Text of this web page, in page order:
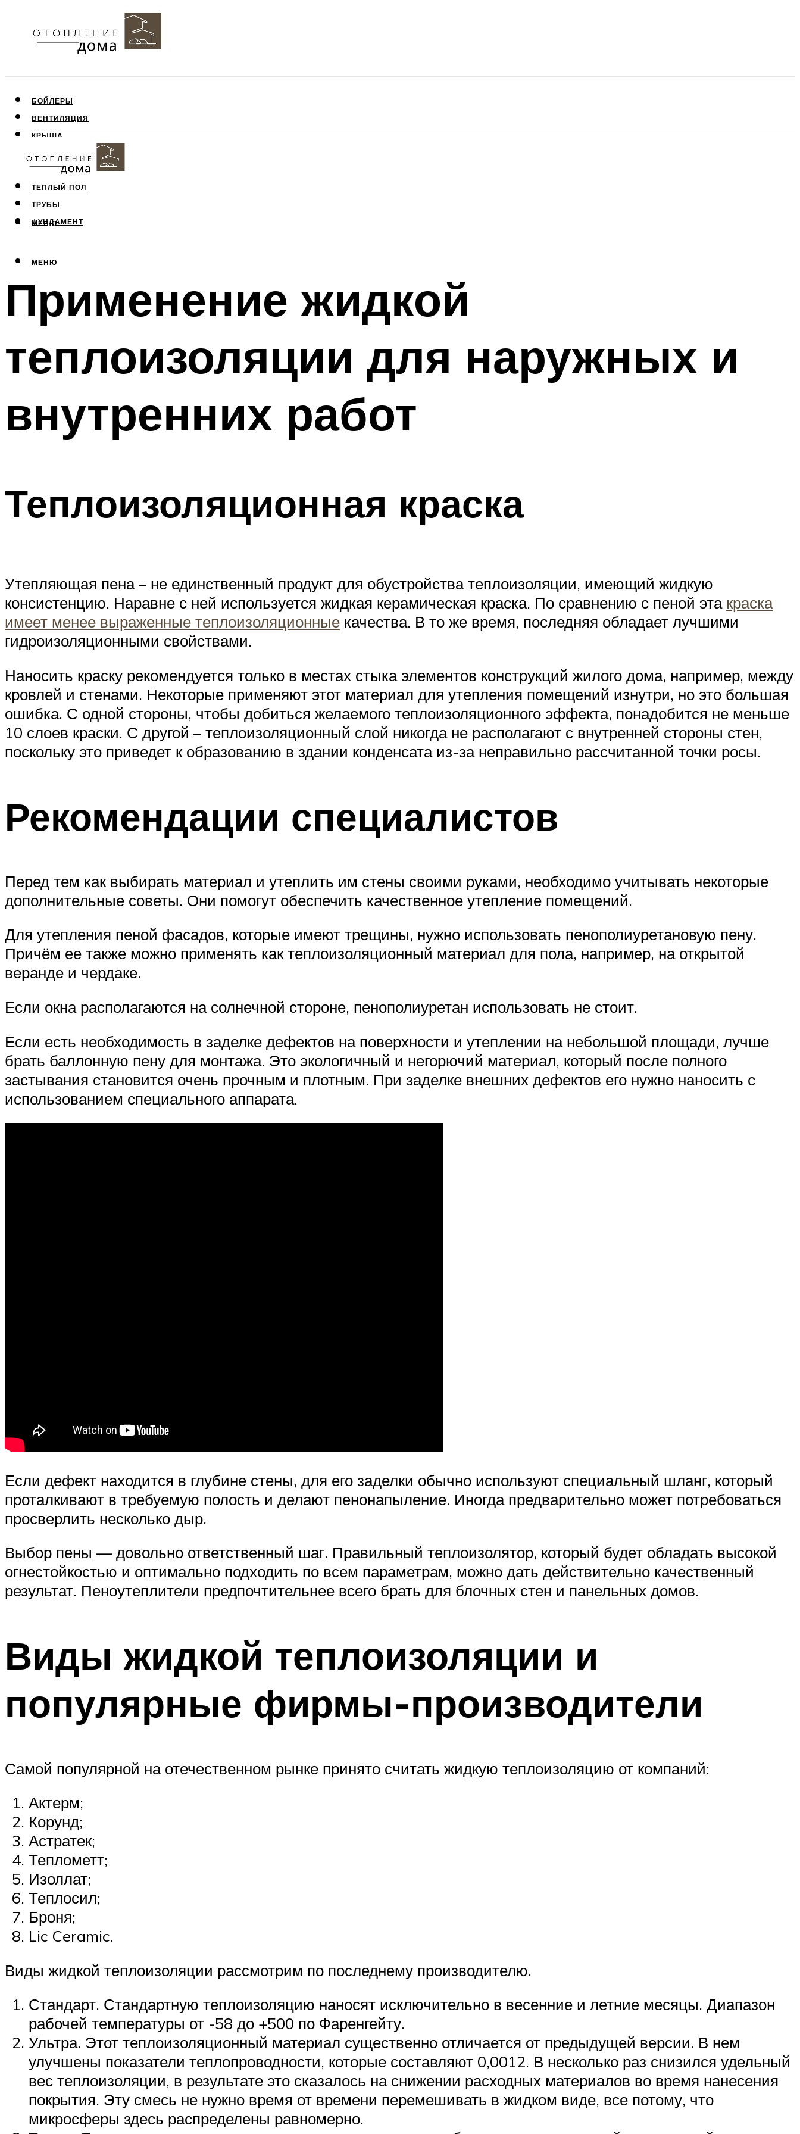
БОЙЛЕРЫ
ВЕНТИЛЯЦИЯ
КРЫША
СТЕНЫ
ТЕПЛЫЙ ПОЛ
ТРУБЫ
ФУНДАМЕНТ
МЕНЮ
МЕНЮ
Применение жидкой
теплоизоляции для наружных и
внутренних работ
Теплоизоляционная краска
Утепляющая пена – не единственный продукт для обустройства теплоизоляции, имеющий жидкую
консистенцию. Наравне с ней используется жидкая керамическая краска. По сравнению с пеной эта краска
имеет менее выраженные теплоизоляционные качества. В то же время, последняя обладает лучшими
гидроизоляционными свойствами.
Наносить краску рекомендуется только в местах стыка элементов конструкций жилого дома, например, между
кровлей и стенами. Некоторые применяют этот материал для утепления помещений изнутри, но это большая
ошибка. С одной стороны, чтобы добиться желаемого теплоизоляционного эффекта, понадобится не меньше
10 слоев краски. С другой – теплоизоляционный слой никогда не располагают с внутренней стороны стен,
поскольку это приведет к образованию в здании конденсата из-за неправильно рассчитанной точки росы.
Рекомендации специалистов
Перед тем как выбирать материал и утеплить им стены своими руками, необходимо учитывать некоторые
дополнительные советы. Они помогут обеспечить качественное утепление помещений.
Для утепления пеной фасадов, которые имеют трещины, нужно использовать пенополиуретановую пену.
Причём ее также можно применять как теплоизоляционный материал для пола, например, на открытой
веранде и чердаке.
Если окна располагаются на солнечной стороне, пенополиуретан использовать не стоит.
Если есть необходимость в заделке дефектов на поверхности и утеплении на небольшой площади, лучше
брать баллонную пену для монтажа. Это экологичный и негорючий материал, который после полного
застывания становится очень прочным и плотным. При заделке внешних дефектов его нужно наносить с
использованием специального аппарата.
Если дефект находится в глубине стены, для его заделки обычно используют специальный шланг, который
проталкивают в требуемую полость и делают пенонапыление. Иногда предварительно может потребоваться
просверлить несколько дыр.
Выбор пены — довольно ответственный шаг. Правильный теплоизолятор, который будет обладать высокой
огнестойкостью и оптимально подходить по всем параметрам, можно дать действительно качественный
результат. Пеноутеплители предпочтительнее всего брать для блочных стен и панельных домов.
Виды жидкой теплоизоляции и
популярные фирмы-производители
Самой популярной на отечественном рынке принято считать жидкую теплоизоляцию от компаний:
Актерм;
Корунд;
Астратек;
Теплометт;
Изоллат;
Теплосил;
Броня;
Lic Ceramic.
Виды жидкой теплоизоляции рассмотрим по последнему производителю.
Стандарт. Стандартную теплоизоляцию наносят исключительно в весенние и летние месяцы. Диапазон
рабочей температуры от -58 до +500 по Фаренгейту.
Ультра. Этот теплоизоляционный материал существенно отличается от предыдущей версии. В нем
улучшены показатели теплопроводности, которые составляют 0,0012. В несколько раз снизился удельный
вес теплоизоляции, в результате это сказалось на снижении расходных материалов во время нанесения
покрытия. Эту смесь не нужно время от времени перемешивать в жидком виде, все потому, что
микросферы здесь распределены равномерно.